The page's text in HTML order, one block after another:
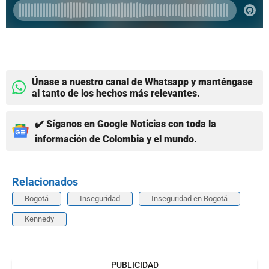
Únase a nuestro canal de Whatsapp y manténgase
al tanto de los hechos más relevantes.
✔️ Síganos en Google Noticias con toda la
información de Colombia y el mundo.
Relacionados
Bogotá Inseguridad Inseguridad en Bogotá
Kennedy
PUBLICIDAD